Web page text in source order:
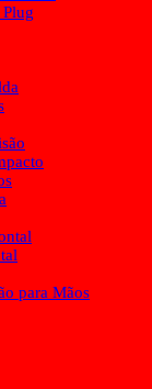
para Mãos